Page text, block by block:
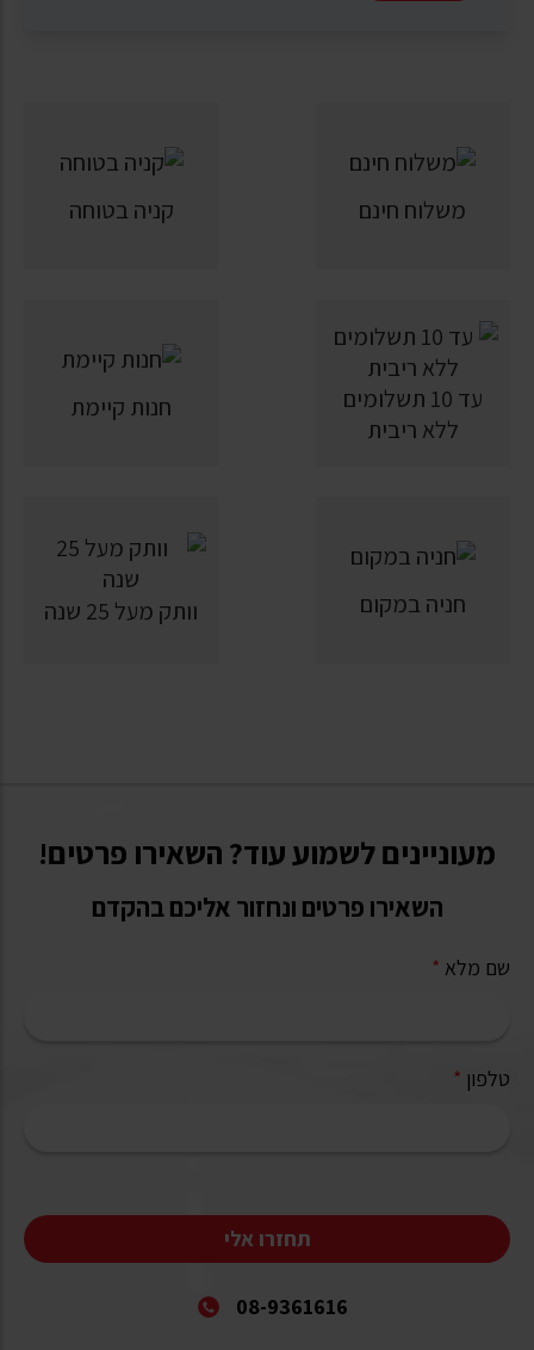
משלוח חינם קניה בטוחה
עד 10 תשלומים
ללא ריבית
חנות קיימת
חניה במקום וותק מעל 25 שנה
מעוניינים לשמוע עוד? השאירו פרטים!
השאירו פרטים ונחזור אליכם בהקדם
שם מלא *
טלפון *
תחזרו אלי
08-9361616